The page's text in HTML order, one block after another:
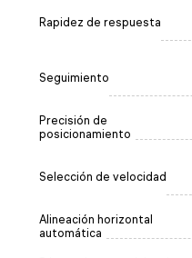
Rapidez de respuesta
Seguimiento
Precisión de
posicionamiento
Selección de velocidad
Alineación horizontal
automática